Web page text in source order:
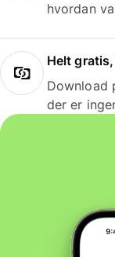
hvordan
Helt
Download
der er